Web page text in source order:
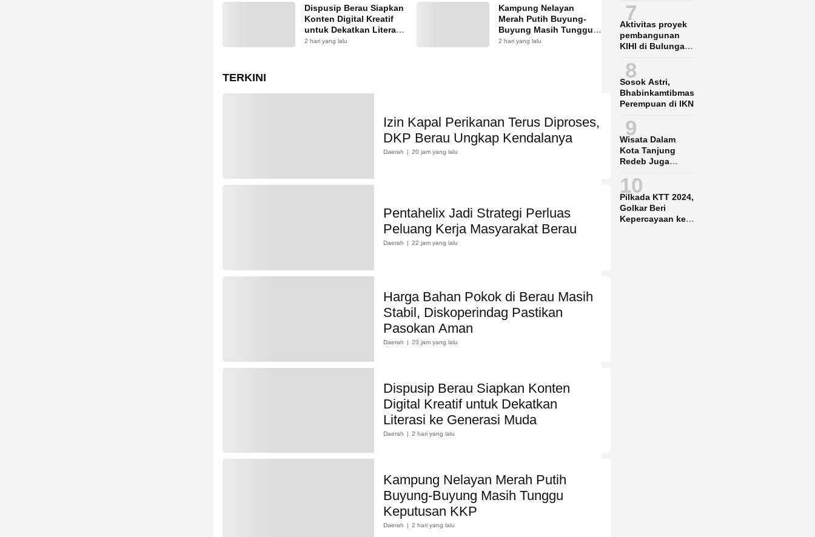
Dispusip Berau Siapkan
Konten Digital Kreatif
untuk Dekatkan Literasi
ke Generasi Muda
2 hari yang lalu
Kampung Nelayan
Merah Putih Buyung-
Buyung Masih Tunggu
Keputusan KKP
2 hari yang lalu
TERKINI
Izin Kapal Perikanan Terus Diproses,
DKP Berau Ungkap Kendalanya
Daerah 20 jam yang lalu
Pentahelix Jadi Strategi Perluas
Peluang Kerja Masyarakat Berau
Daerah 22 jam yang lalu
Harga Bahan Pokok di Berau Masih
Stabil, Diskoperindag Pastikan
Pasokan Aman
Daerah 23 jam yang lalu
Dispusip Berau Siapkan Konten
Digital Kreatif untuk Dekatkan
Literasi ke Generasi Muda
Daerah 2 hari yang lalu
Kampung Nelayan Merah Putih
Buyung-Buyung Masih Tunggu
Keputusan KKP
Daerah 2 hari yang lalu
Garap Lahan KBK
7
Aktivitas proyek
pembangunan
KIHI di Bulungan
lokal
8
Sosok Astri,
Bhabinkamtibmas
Perempuan di IKN
9
Wisata Dalam
Kota Tanjung
Redeb Juga
Dipromosikan
10
Pilkada KTT 2024,
Golkar Beri
Kepercayaan ke